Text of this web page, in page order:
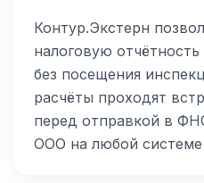
Контур.Экстерн
налоговую
без посещения
расчёты проходят
перед отправкой в
ООО на любой системе